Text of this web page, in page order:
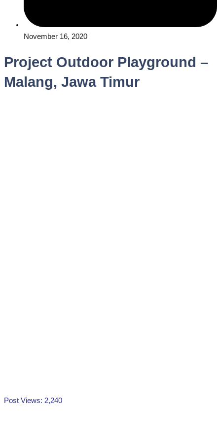
November 16, 2020
Project Outdoor Playground –
Malang, Jawa Timur
Post Views: 2,240